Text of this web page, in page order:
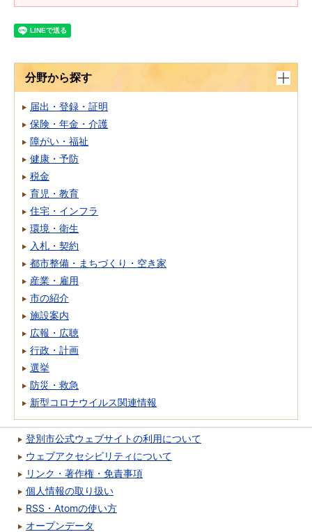
分野から探す
届出・登録・証明
保険・年金・介護
障がい・福祉
健康・予防
税金
育児・教育
住宅・インフラ
環境・衛生
入札・契約
都市整備・まちづくり・空き家
産業・雇用
市の紹介
施設案内
広報・広聴
行政・計画
選挙
防災・救急
新型コロナウイルス関連情報
登別市公式ウェブサイトの利用について
ウェブアクセシビリティについて
リンク・著作権・免責事項
個人情報の取り扱い
RSS・Atomの使い方
オープンデータ